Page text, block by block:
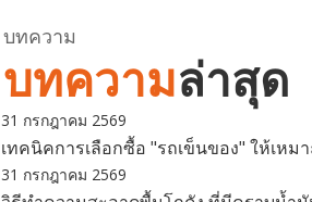
บทความ
บทความล่าสุด
31 กรกฎาคม 2569
เทคนิคการเลือกซื้อ "รถเข็นของ" ให้เห
31 กรกฎาคม 2569